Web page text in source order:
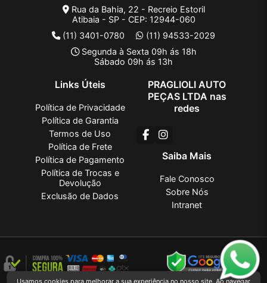
Rua da Bahia, 22 - Recreio Estoril
Atibaia - SP - CEP: 12944-060
(11) 3401-0780
(11) 94533-2029
Segunda à Sexta 09h ás 18h
Sábado 09h ás 13h
Links Úteis
Política de Privacidade
Política de Garantia
Termos de Uso
Política de Frete
Política de Pagamento
Política de Trocas e
Devolução
Exclusão de Dados
PRAGLIOLI AUTO
PEÇAS LTDA nas
redes
Saiba Mais
Fale Conosco
Sobre Nós
Intranet
Usamos cookies para melhorar a sua experiência no nosso site. Ao navegar